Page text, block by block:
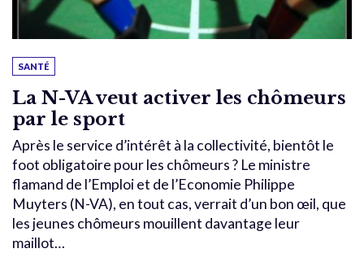
SANTÉ
La N-VA veut activer les chômeurs
par le sport
Après le service d’intérêt à la collectivité, bientôt le
foot obligatoire pour les chômeurs ? Le ministre
flamand de l’Emploi et de l’Economie Philippe
Muyters (N-VA), en tout cas, verrait d’un bon œil, que
les jeunes chômeurs mouillent davantage leur
maillot…